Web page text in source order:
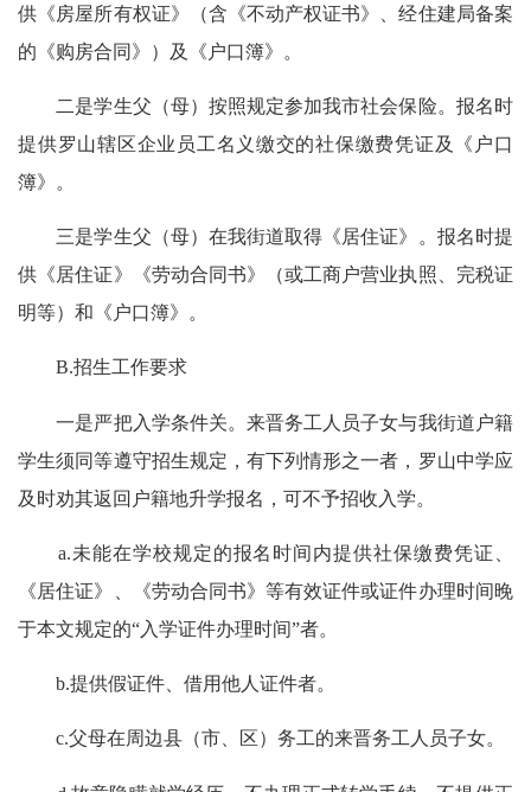
供《房屋所有权证》（含《不动产权证书》、经住建局备案
的《购房合同》）及《户口簿》。
二是学生父（母）按照规定参加我市社会保险。报名时
提供罗山辖区企业员工名义缴交的社保缴费凭证及《户口
簿》。
三是学生父（母）在我街道取得《居住证》。报名时提
供《居住证》《劳动合同书》（或工商户营业执照、完税证
明等）和《户口簿》。
B.招生工作要求
一是严把入学条件关。来晋务工人员子女与我街道户籍
学生须同等遵守招生规定，有下列情形之一者，罗山中学应
及时劝其返回户籍地升学报名，可不予招收入学。
a.未能在学校规定的报名时间内提供社保缴费凭证、
《居住证》、《劳动合同书》等有效证件或证件办理时间晚
于本文规定的“入学证件办理时间”者。
b.提供假证件、借用他人证件者。
c.父母在周边县（市、区）务工的来晋务工人员子女。